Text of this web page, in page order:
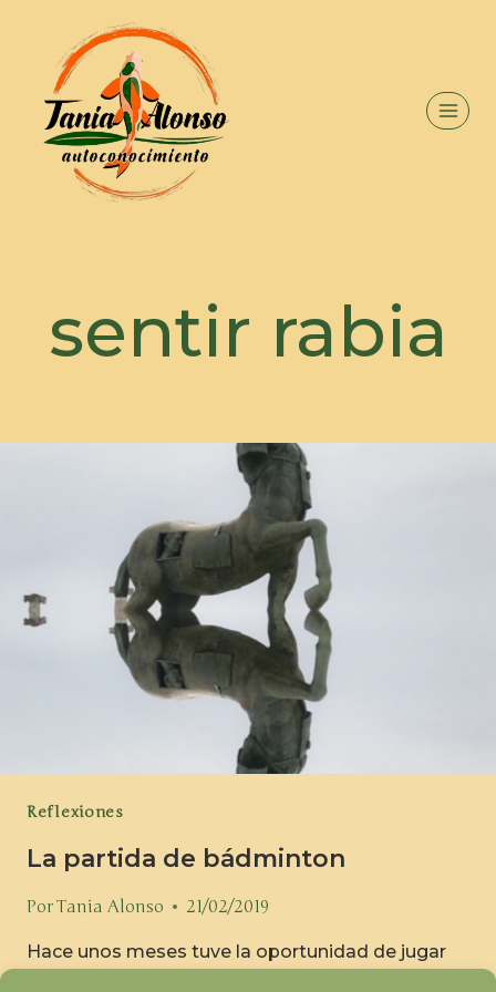
sentir rabia
Reflexiones
La partida de bádminton
PorTania Alonso 21/02/2019
Hace unos meses tuve la oportunidad de jugar